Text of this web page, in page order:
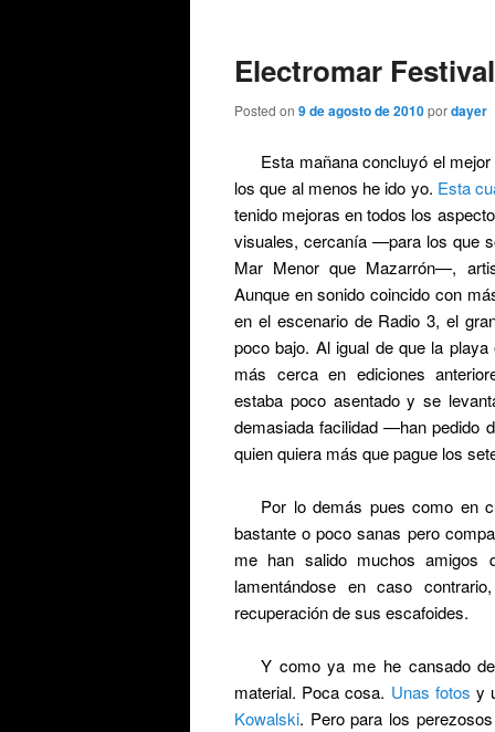
Electromar
Posted on 9 de agosto de 2010pordayer
Esta mañana concluyó el
los que al menos he ido yo. Esta
tenido mejoras en todos los
visuales, cercanía —para los que
Mar Menor que Mazarrón—,
Aunque en sonido coincido con
en el escenario de Radio 3, el
poco bajo. Al igual de que la
más cerca en ediciones
estaba poco asentado y se
demasiada facilidad —han pedido
quien quiera más que pague los
Por lo demás pues como en
bastante o poco sanas pero
me han salido muchos amigos
lamentándose en caso
recuperación de sus escafoides.
Y como ya me he cansado
material. Poca cosa. Unas fotos y
Kowalski. Pero para los